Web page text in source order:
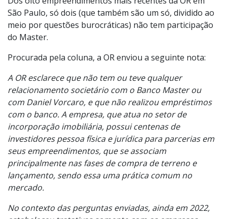
São Paulo, só dois (que também são um só, dividido ao
meio por questões burocráticas) não tem participação
do Master.
Procurada pela coluna, a OR enviou a seguinte nota:
A OR esclarece que não tem ou teve qualquer
relacionamento societário com o Banco Master ou
com Daniel Vorcaro, e que não realizou empréstimos
com o banco. A empresa, que atua no setor de
incorporação imobiliária, possui centenas de
investidores pessoa física e jurídica para parcerias em
seus empreendimentos, que se associam
principalmente nas fases de compra de terreno e
lançamento, sendo essa uma prática comum no
mercado.
No contexto das perguntas enviadas, ainda em 2022,